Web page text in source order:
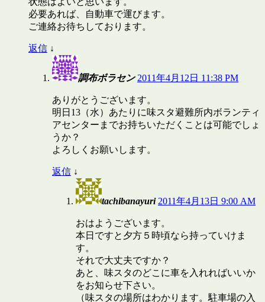
必要あれば、自動車で運びます。
ご連絡お待ちしております。
返信 ↓
調布ボラセン 2011年4月12日 11:38 PM
ありがとうございます。
明日13（水）あたりに味スタ避難所内ボランティ
アセンターまでお持ちいただくことは可能でしょ
うか？
よろしくお願いします。
返信 ↓
tachibanayuri 2011年4月13日 9:00 AM
おはようございます。
本日ですと夕方５時頃なら持っていけま
す。
それで大丈夫ですか？
あと、味スタのどこに車を入れればいいか
をお知らせ下さい。
（味スタの場所はわかります。駐車場の入